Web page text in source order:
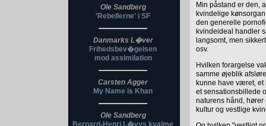
Ole Sandberg
'Rebellerne' i SF
Danmarks L�ver
Frihedsbev�gelsen
mod assimilation
Carsten Agger
My Name is Khan
Ole Sandberg
Bernard-Henri L�vys kvalme
Min påstand er den,
kvindelige
den generelle
kvindeideal handler
langsomt, men
osv.
Hvilken forargelse
samme øjeblik
kunne have været, et
et sensationsbillede
naturens hånd,
kultur og vestlige